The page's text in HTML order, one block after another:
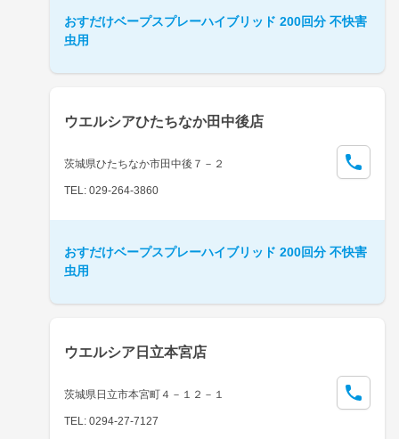
おすだけベープスプレーハイブリッド 200回分 不快害
虫用
ウエルシアひたちなか田中後店
茨城県ひたちなか市田中後７－２
TEL: 029-264-3860
おすだけベープスプレーハイブリッド 200回分 不快害
虫用
ウエルシア日立本宮店
茨城県日立市本宮町４－１２－１
TEL: 0294-27-7127